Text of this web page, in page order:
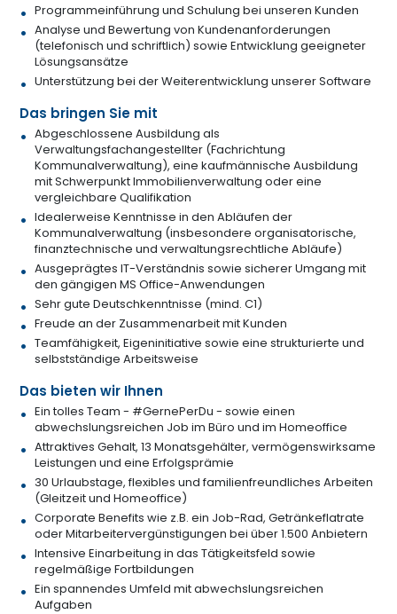
Programmeinführung und Schulung bei unseren Kunden
Analyse und Bewertung von Kundenanforderungen
(telefonisch und schriftlich) sowie Entwicklung geeigneter
Lösungsansätze
Unterstützung bei der Weiterentwicklung unserer Software
Das bringen Sie mit
Abgeschlossene Ausbildung als
Verwaltungsfachangestellter (Fachrichtung
Kommunalverwaltung), eine kaufmännische Ausbildung
mit Schwerpunkt Immobilienverwaltung oder eine
vergleichbare Qualifikation
Idealerweise Kenntnisse in den Abläufen der
Kommunalverwaltung (insbesondere organisatorische,
finanztechnische und verwaltungsrechtliche Abläufe)
Ausgeprägtes IT-Verständnis sowie sicherer Umgang mit
den gängigen MS Office-Anwendungen
Sehr gute Deutschkenntnisse (mind. C1)
Freude an der Zusammenarbeit mit Kunden
Teamfähigkeit, Eigeninitiative sowie eine strukturierte und
selbstständige Arbeitsweise
Das bieten wir Ihnen
Ein tolles Team - #GernePerDu - sowie einen
abwechslungsreichen Job im Büro und im Homeoffice
Attraktives Gehalt, 13 Monatsgehälter, vermögenswirksame
Leistungen und eine Erfolgsprämie
30 Urlaubstage, flexibles und familienfreundliches Arbeiten
(Gleitzeit und Homeoffice)
Corporate Benefits wie z.B. ein Job-Rad, Getränkeflatrate
oder Mitarbeitervergünstigungen bei über 1.500 Anbietern
Intensive Einarbeitung in das Tätigkeitsfeld sowie
regelmäßige Fortbildungen
Ein spannendes Umfeld mit abwechslungsreichen
Aufgaben